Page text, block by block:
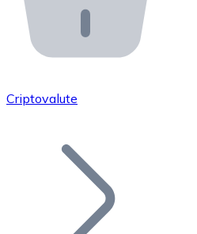
API Bitnovo
Integra la nostra API nel
Unisciti alla nostra rete di
Aggiungi il token del tuo
Criptovalute